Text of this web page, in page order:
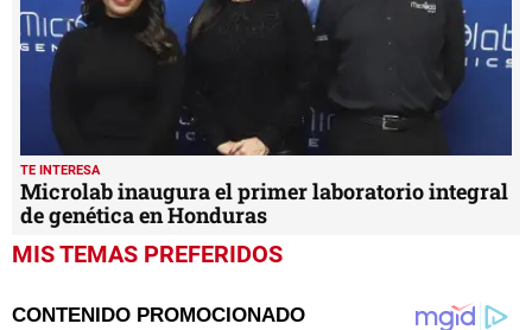
TE INTERESA
Microlab inaugura el primer laboratorio integral
de genética en Honduras
MIS TEMAS PREFERIDOS